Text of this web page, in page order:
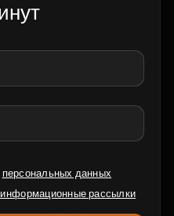
персональных данных
рассылки